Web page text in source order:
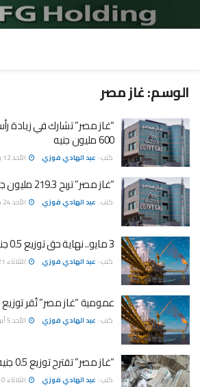
الوسم:غاز مصر
“غاز مصر” تشارك في زيادة
600 مليون جنيه
كتب : عبد الهادي فوزي الأحد 12 يوليو 2026
“غاز مصر” تربح 219.3 مليون جنيه في الربع الأول
كتب : عبد الهادي فوزي الأحد 24 مايو 2026
3 مايو.. نهاية حق توزيع 0.5 جنيه لسهم “غاز مصر”
كتب : عبد الهادي فوزي الثلاثاء 21 أبريل 2026
عمومية “غاز مصر” تُقر توزيع 0.5 جنيه للسهم
كتب : عبد الهادي فوزي الأحد 5 أبريل 2026
“غاز مصر” تقترح توزيع 0.5 جنيه للسهم
كتب : عبد الهادي فوزي الثلاثاء 10 مارس 2026